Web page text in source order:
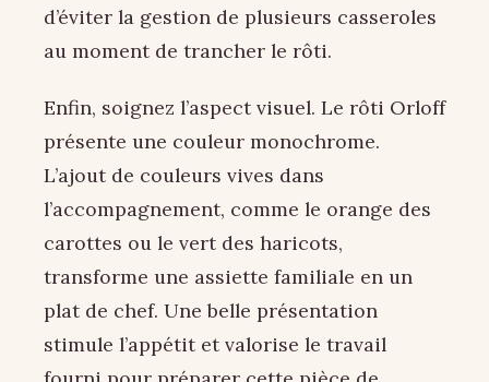
d’éviter la gestion de plusieurs casseroles
au moment de trancher le rôti.
Enfin, soignez l’aspect visuel. Le rôti Orloff
présente une couleur monochrome.
L’ajout de couleurs vives dans
l’accompagnement, comme le orange des
carottes ou le vert des haricots,
transforme une assiette familiale en un
plat de chef. Une belle présentation
stimule l’appétit et valorise le travail